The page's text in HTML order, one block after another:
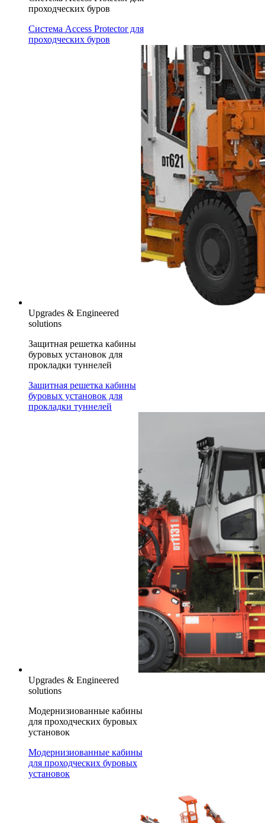
проходческих буров
Система Access Protector для
проходческих буров
Upgrades & Engineered
solutions
Защитная решетка кабины
буровых установок для
прокладки туннелей
Защитная решетка кабины
буровых установок для
прокладки туннелей
Upgrades & Engineered
solutions
Модернизиованные кабины
для проходческих буровых
установок
Модернизиованные кабины
для проходческих буровых
установок